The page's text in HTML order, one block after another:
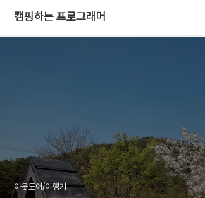
캠핑하는 프로그래머
아웃도어/여행기